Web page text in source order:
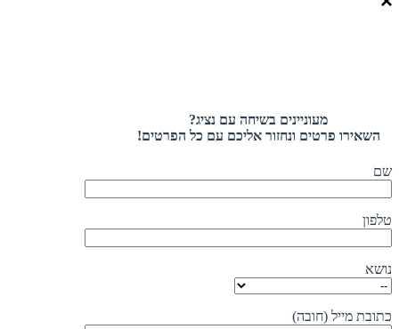
מעוניינים בשיחה עם נציג?
השאירו פרטים ונחזור אליכם עם כל הפרטים!
שם
טלפון
נושא
כתובת מייל (חובה)